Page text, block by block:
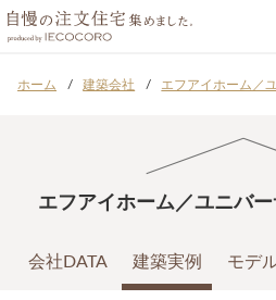
ホーム 建築会社 エフアイホーム／
エフアイホーム／ユニバ
会社DATA 建築実例 モデ